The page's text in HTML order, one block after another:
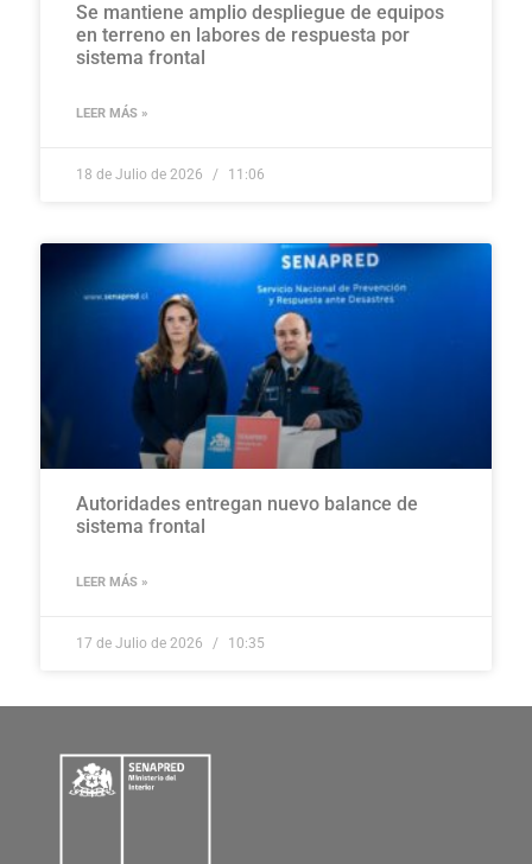
Se mantiene amplio despliegue de equipos
en terreno en labores de respuesta por
sistema frontal
LEER MÁS »
18 de Julio de 2026 11:06
Autoridades entregan nuevo balance de
sistema frontal
LEER MÁS »
17 de Julio de 2026 10:35